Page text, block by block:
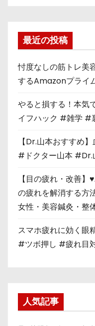
最近の投稿
忖度なしの筋トレ美
するAmazonプライ
やると損する！本気
イフハック #雑学
【Dr.山本おすすめ
#ドクター山本
【目の疲れ・改善
の疲れを解消する
女性・美容鍼灸・整
スマホ疲れに効く眼
#ツボ押し #疲れ目
人気記事